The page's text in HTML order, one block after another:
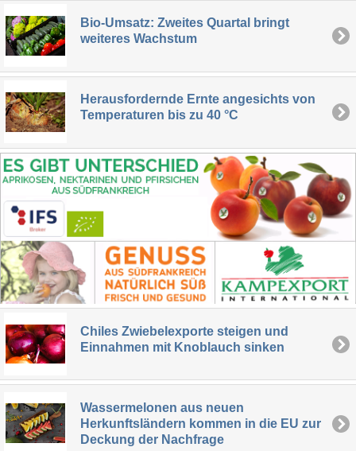
Bio-Umsatz: Zweites Quartal bringt
weiteres Wachstum
Herausfordernde Ernte angesichts von
Temperaturen bis zu 40 °C
Chiles Zwiebelexporte steigen und
Einnahmen mit Knoblauch sinken
Wassermelonen aus neuen
Herkunftsländern kommen in die EU zur
Deckung der Nachfrage